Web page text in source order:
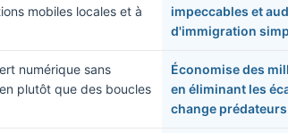
mobiles locales et à
impeccables et
d'immigration
numérique sans
plutôt que des boucles
Économise des
en éliminant les
change